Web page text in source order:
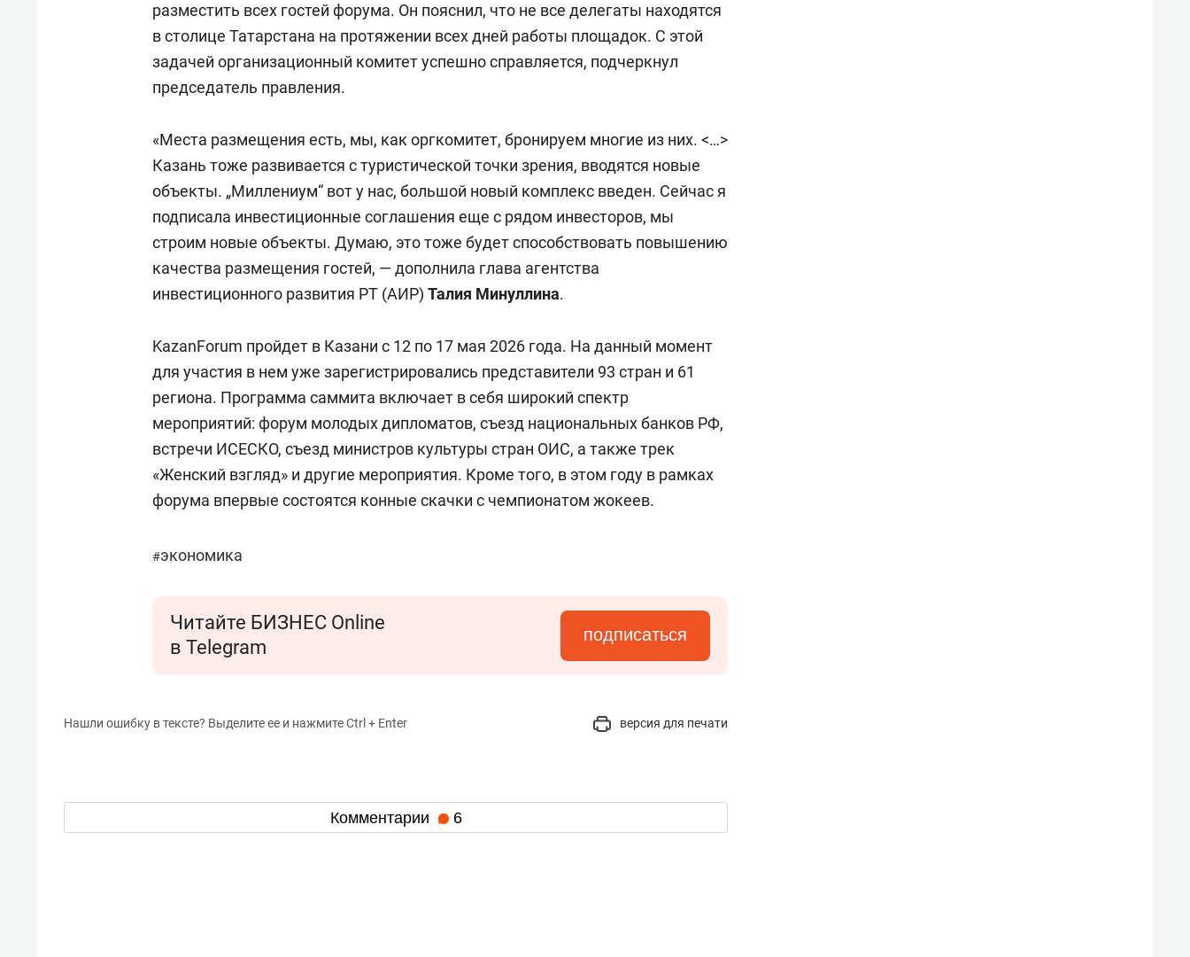
разместить всех гостей форума. Он пояснил, что не все делегаты находятся
в столице Татарстана на протяжении всех дней работы площадок. С этой
задачей организационный комитет успешно справляется, подчеркнул
председатель правления.
«Места размещения есть, мы, как оргкомитет, бронируем многие из них. <…>
Казань тоже развивается с туристической точки зрения, вводятся новые
объекты. „Миллениум“ вот у нас, большой новый комплекс введен. Сейчас я
подписала инвестиционные соглашения еще с рядом инвесторов, мы
строим новые объекты. Думаю, это тоже будет способствовать повышению
качества размещения гостей, — дополнила глава агентства
инвестиционного развития РТ (АИР) Талия Минуллина.
KazanForum пройдет в Казани с 12 по 17 мая 2026 года. На данный момент
для участия в нем уже зарегистрировались представители 93 стран и 61
региона. Программа саммита включает в себя широкий спектр
мероприятий: форум молодых дипломатов, съезд национальных банков РФ,
встречи ИСЕСКО, съезд министров культуры стран ОИС, а также трек
«Женский взгляд» и другие мероприятия. Кроме того, в этом году в рамках
форума впервые состоятся конные скачки с чемпионатом жокеев.
#экономика
Читайте БИЗНЕС Online
в Telegram
подписаться
Нашли ошибку в тексте? Выделите ее и нажмите Ctrl + Enter версия для печати
Комментарии 6